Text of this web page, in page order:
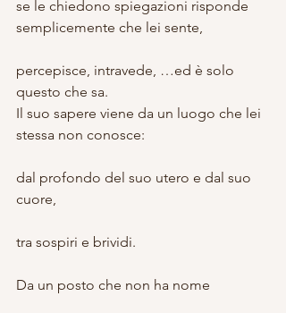
se le chiedono spiegazioni risponde
semplicemente che lei sente,
percepisce, intravede, …ed è solo
questo che sa.
Il suo sapere viene da un luogo che lei
stessa non conosce:
dal profondo del suo utero e dal suo
cuore,
tra sospiri e brividi.
Da un posto che non ha nome